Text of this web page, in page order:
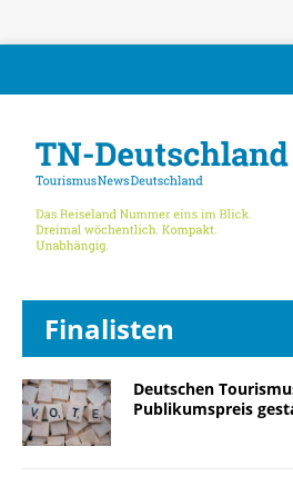
Finalisten
Deutschen
Publikumspreis